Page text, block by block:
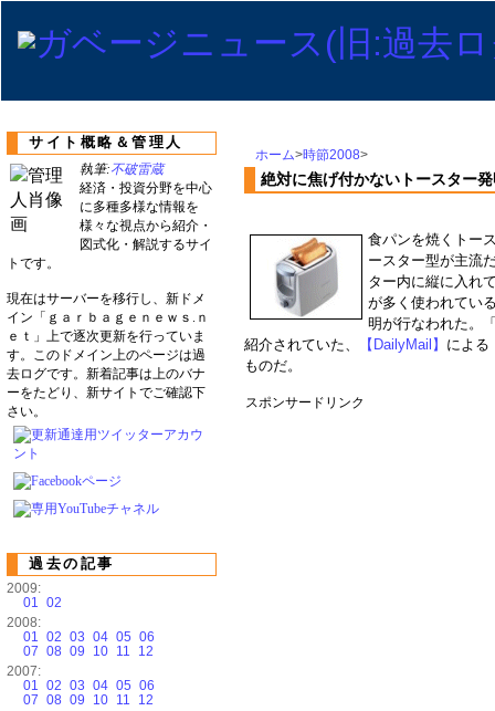
ホーム>時節2008>
絶対に焦げ付かないトースター
食パンを焼くトー
ースター型が主流
ター内に縦に入れ
が多く使われてい
明が行なわれた。
紹介されていた、
【DailyMail】 による
ものだ。
スポンサードリンク
サイト概略＆管理人
執筆:不破雷蔵
経済・投資分野を中心
に多種多様な情報を
様々な視点から紹介・
図式化・解説するサイ
トです。
現在はサーバーを移行し、新ドメ
イン「ｇａｒｂａｇｅｎｅｗｓ.ｎ
ｅｔ」上で逐次更新を行っていま
す。このドメイン上のページは過
去ログです。新着記事は上のバナ
ーをたどり、新サイトでご確認下
さい。
過去の記事
2009:
01 02
2008:
01 02 03 04 05 06
07 08 09 10 11
12
2007:
01 02 03 04 05 06
07 08 09 10 11
12